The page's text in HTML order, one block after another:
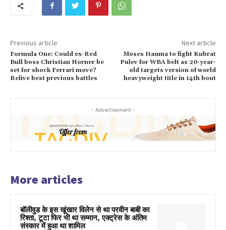
Previous article
Formula One: Could ex-Red
Bull boss Christian Horner be
set for shock Ferrari move?
Relive best previous battles
Next article
Moses Itauma to fight Kubrat
Pulev for WBA belt as 20-year-
old targets version of world
heavyweight title in 14th bout
- Advertisement -
More articles
बॉलीवुड के इस खूंखार विलेन से था परवीन बाबी का
रिश्ता, टूटा फिर भी था सम्मान, एक्ट्रेस के अंतिम
संस्कार में हुआ था शामिल